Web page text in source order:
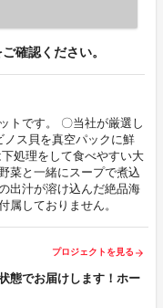
確認ください。
トです。 〇当社が厳選し
ス貝を真空パックに鮮
処理をして食べやすい大
菜と一緒にスープで煮込
出汁が溶け込んだ絶品海
しておりません。
プロジェクトを見る arrow_forward
態でお届けします！ホー